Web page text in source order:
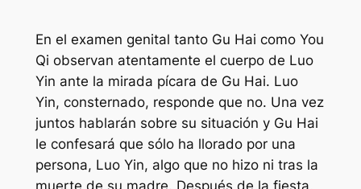
En el examen genital tanto Gu Hai como You
Qi observan atentamente el cuerpo de Luo
Yin ante la mirada pícara de Gu Hai. Luo
Yin, consternado, responde que no. Una vez
juntos hablarán sobre su situación y Gu Hai
le confesará que sólo ha llorado por una
persona, Luo Yin, algo que no hizo ni tras la